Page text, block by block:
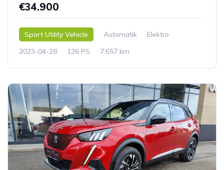
€34.900
Sport Utility Vehicle Automatik
Elektro
2023-04-28
136 PS 7.657 km